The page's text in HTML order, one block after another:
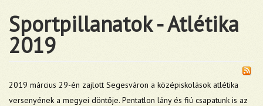
Sportpillanatok - Atlétika
2019
2019 március 29-én zajlott Segesváron a középiskolások atlétika
versenyének a megyei döntője. Pentatlon lány és fiú csapatunk is az